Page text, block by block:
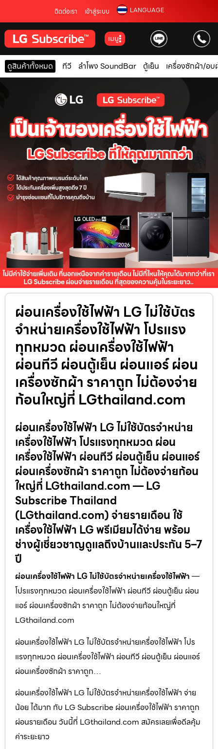
ติดต่อเรา เข้าสู่ระบบ LANGUAGE
เมนู
ดูสินค้าทั้งหมด ทีวี ลำโพง SoundBar ตู้เย็น เครื่องซักผ้า/อบ
ผ่อนเครื่องใช้ไฟฟ้า LG ไม่ใช้บัตร
จำหน่ายเครื่องใช้ไฟฟ้า โปรแรง
ทุกหมวด ผ่อนเครื่องใช้ไฟฟ้า
ผ่อนทีวี ผ่อนตู้เย็น ผ่อนแอร์ ผ่อน
เครื่องซักผ้า ราคาถูก ไม่ต้องจ่าย
ก้อนใหญ่ที่ LGthailand.com
ผ่อนเครื่องใช้ไฟฟ้า LG ไม่ใช้บัตรจำหน่าย
เครื่องใช้ไฟฟ้า โปรแรงทุกหมวด ผ่อน
เครื่องใช้ไฟฟ้า ผ่อนทีวี ผ่อนตู้เย็น ผ่อนแอร์
ผ่อนเครื่องซักผ้า ราคาถูก ไม่ต้องจ่ายก้อน
ใหญ่ที่ LGthailand.com — LG
Subscribe Thailand
(LGthailand.com) จ่ายรายเดือน ใช้
เครื่องใช้ไฟฟ้า LG พรีเมียมได้ง่าย พร้อม
ช่างผู้เชี่ยวชาญดูแลถึงบ้านและประกัน 5–7
ปี
ผ่อนเครื่องใช้ไฟฟ้า LG ไม่ใช้บัตรจำหน่ายเครื่องใช้ไฟฟ้า —
โปรแรงทุกหมวด ผ่อนเครื่องใช้ไฟฟ้า ผ่อนทีวี ผ่อนตู้เย็น ผ่อน
แอร์ ผ่อนเครื่องซักผ้า ราคาถูก ไม่ต้องจ่ายก้อนใหญ่ที่
LGthailand.com
ผ่อนเครื่องใช้ไฟฟ้า LG ไม่ใช้บัตรจำหน่ายเครื่องใช้ไฟฟ้า โปร
แรงทุกหมวด ผ่อนเครื่องใช้ไฟฟ้า ผ่อนทีวี ผ่อนตู้เย็น ผ่อนแอร์
ผ่อนเครื่องซักผ้า ราคาถูก…
ผ่อนเครื่องใช้ไฟฟ้า LG ไม่ใช้บัตรจำหน่ายเครื่องใช้ไฟฟ้า จ่าย
น้อย ได้มาก กับ LG Subscribe ผ่อนเครื่องใช้ไฟฟ้า ราคาถูก
ผ่อนรายเดือน วันนี้ที่ LGthailand.com สมัครเลยเพื่อดีลคุ้ม
ค่าระยะยาว